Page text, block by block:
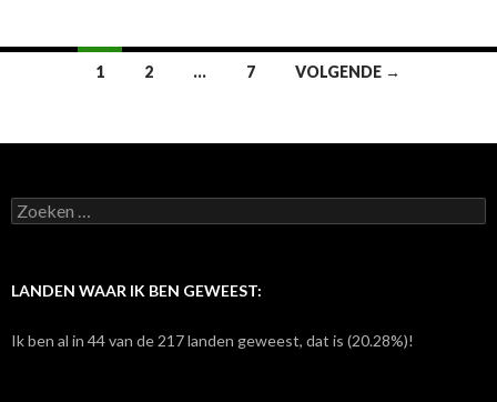
1 2 … 7 VOLGENDE →
Z
o
e
a
LANDEN WAAR IK BEN GEWEEST:
Ik ben al in 44 van de 217 landen geweest, dat is (20.28%)!